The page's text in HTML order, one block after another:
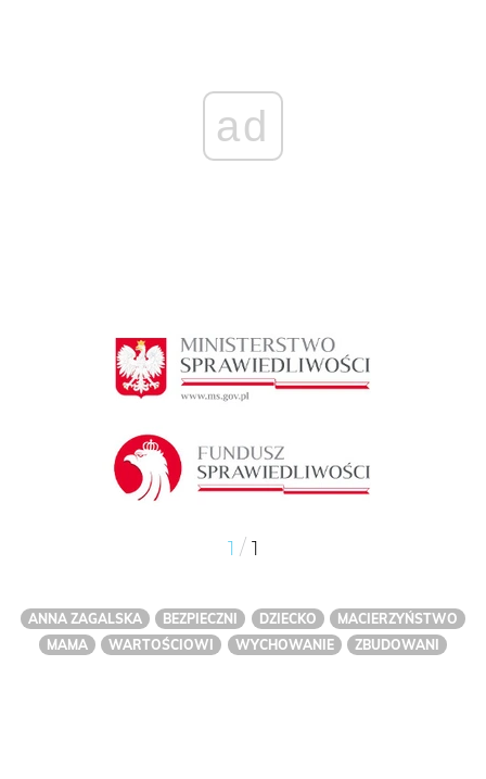
ad
1 / 1
ANNA ZAGALSKA BEZPIECZNI DZIECKO
MACIERZYŃSTWO
MAMA
WARTOŚCIOWI WYCHOWANIE ZBUDOWANI